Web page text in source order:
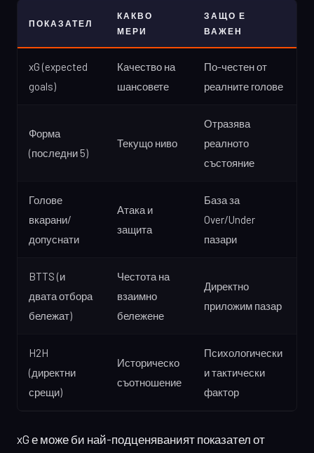
ПОКАЗАТЕЛ
КАКВО
МЕРИ
ЗАЩО Е
ВАЖЕН
xG (expected
goals)
Качество на
шансовете
По-честен от
реалните голове
Форма
(последни 5)
Текущо ниво
Отразява
реалното
състояние
Голове
вкарани/
допуснати
Атака и
защита
База за
Over/Under
пазари
BTTS (и
двата отбора
бележат)
Честота на
взаимно
бележене
Директно
приложим пазар
H2H
(директни
срещи)
Историческо
съотношение
Психологически
и тактически
фактор
xG е може би най-подценяваният показател от